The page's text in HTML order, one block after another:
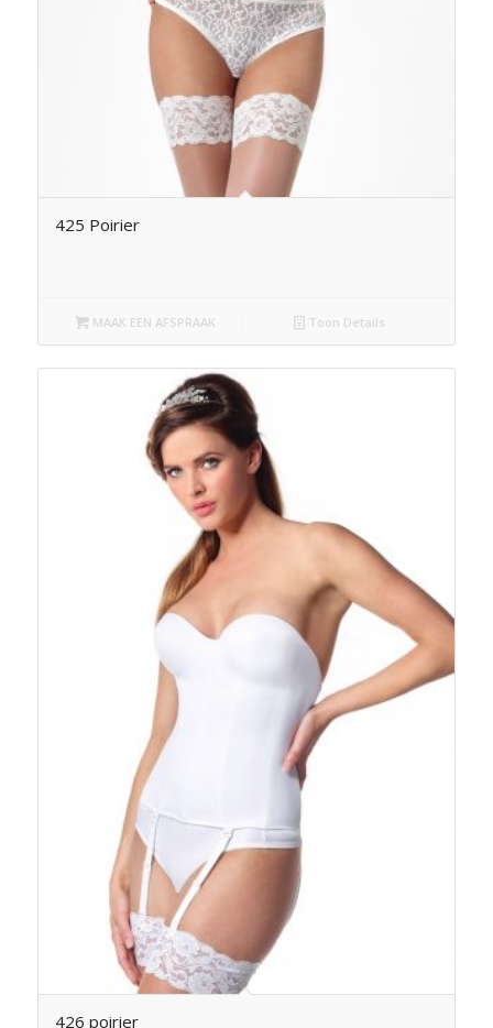
425 Poirier
MAAK EEN AFSPRAAK Toon Details
426 poirier